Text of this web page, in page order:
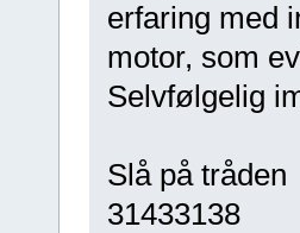
erfaring med
motor, som
Selvfølgelig
Slå på tråden
31433138